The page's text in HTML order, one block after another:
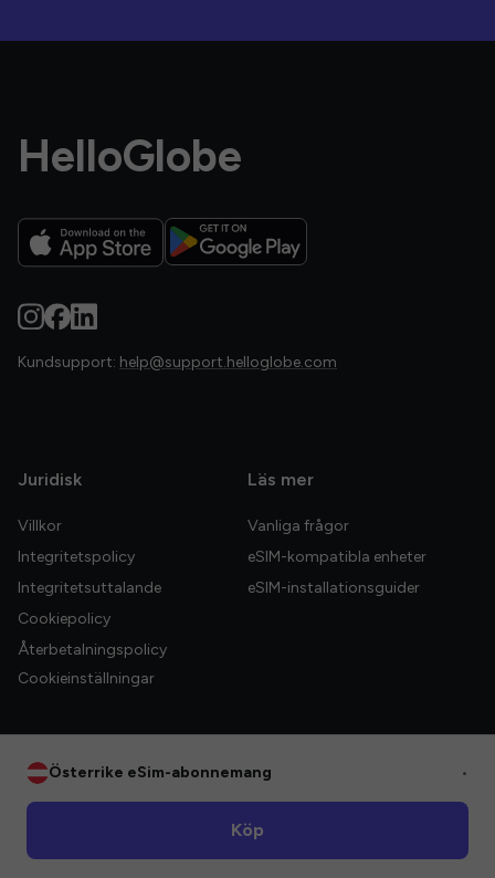
HelloGlobe
Kundsupport: help@support.helloglobe.com
Juridisk
Villkor
Integritetspolicy
Integritetsuttalande
Cookiepolicy
Återbetalningspolicy
Cookieinställningar
Läs mer
Vanliga frågor
eSIM-kompatibla enheter
eSIM-installationsguider
Österrike eSim-abonnemang •
Köp